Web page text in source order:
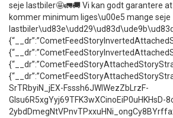
seje lastbiler🤩🚛🚚 Vi kan godt garantere
kommer minimum liges\u00e5 mange seje
SrTRbyiN_jEX-Fsssh6JWIWezZbLrzF-
Glsu6R5xgYyj69TFK3wXCinoEiP0uHKHsD-